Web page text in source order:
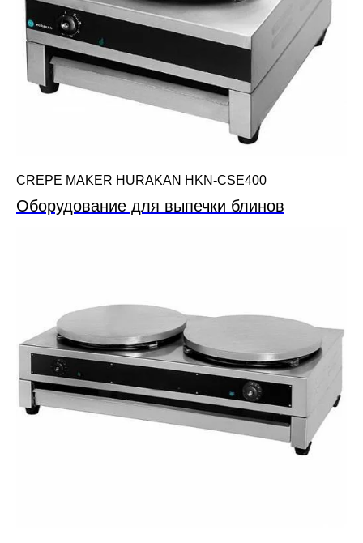
CREPE MAKER HURAKAN HKN-CSE400
Оборудование для выпечки блинов